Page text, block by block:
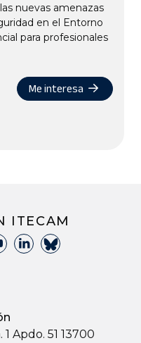
nuevas amenazas
en el Entorno
para profesionales
Me interesa
ITECAM
Apdo. 51 13700